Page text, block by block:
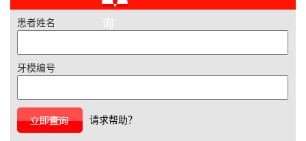
询
患者姓名
牙模编号
请求帮助？